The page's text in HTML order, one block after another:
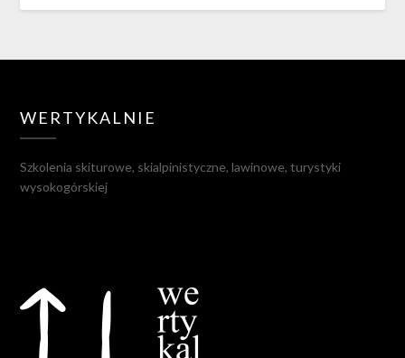
WERTYKALNIE
Szkolenia skiturowe, skialpinistyczne, lawinowe, turystyki
wysokogórskiej